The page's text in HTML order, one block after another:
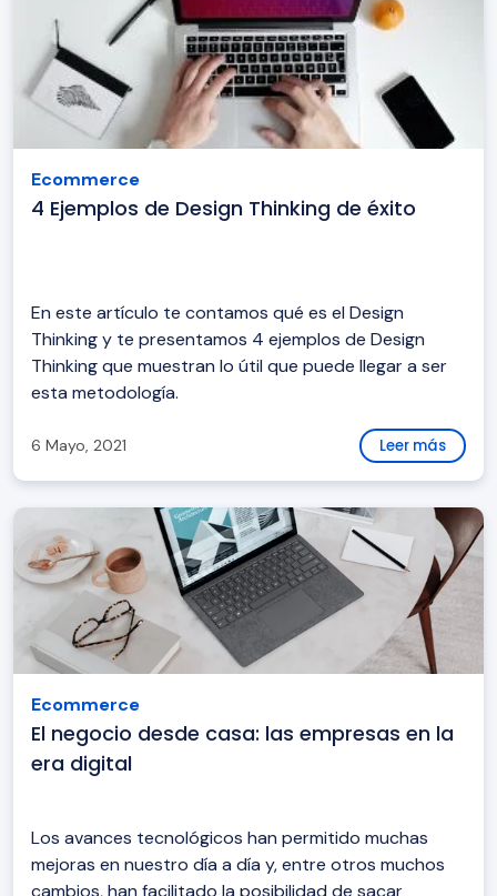
Ecommerce
4 Ejemplos de Design Thinking de éxito
En este artículo te contamos qué es el Design
Thinking y te presentamos 4 ejemplos de Design
Thinking que muestran lo útil que puede llegar a ser
esta metodología.
6 Mayo, 2021 Leer más
Ecommerce
El negocio desde casa: las empresas en la
era digital
Los avances tecnológicos han permitido muchas
mejoras en nuestro día a día y, entre otros muchos
cambios, han facilitado la posibilidad de sacar